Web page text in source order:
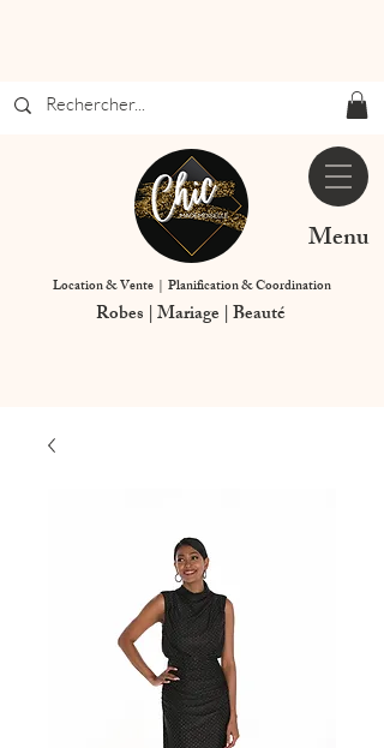
Menu
Location & Vente | Planification & Coordination
Robes | Mariage | Beauté